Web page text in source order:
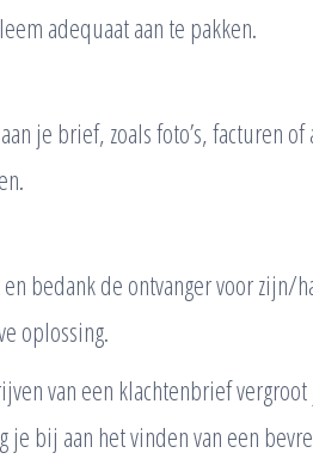
adequaat aan te pakken.
je brief, zoals foto’s, facturen
bedank de ontvanger voor zijn/
oplossing.
van een klachtenbrief
je bij aan het vinden van een